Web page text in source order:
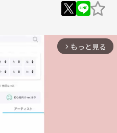
arrow_forward_ios もっと見る